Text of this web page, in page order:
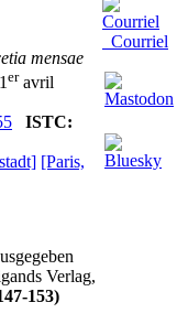
mensae
eravril
ISTC:
[Paris,
Verlag,
153)
Courriel